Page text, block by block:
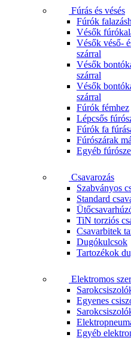
Fúrás és vésés
Fúrók
Vésők
Vésők véső-
szárral
Vésők
szárral
Vésők
szárral
Fúrók fémhez
Lépcsős
Fúrók fa
Fúrószárak
Egyéb
Csavarozás
Szabványos
Standard
TiN torziós
Csavarbitek
Dugókulcsok
Tartozékok
Elektromos
Egyenes
Egyéb